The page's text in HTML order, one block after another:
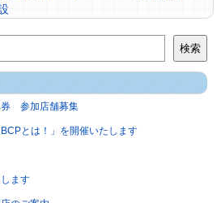
検索
券 参加店舗募集
とは！」を開催いたします
ます